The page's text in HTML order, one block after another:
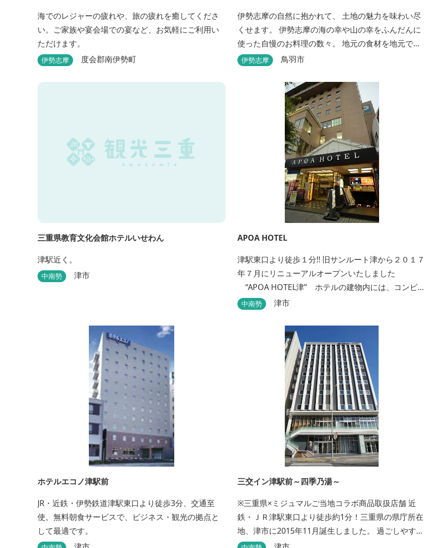
海でのレジャーの疲れや、旅の疲れを癒してくださ
い。ご家族や宴会場での宴など、お気軽にご利用い
ただけます。
伊勢志摩 度会郡南伊勢町
伊勢志摩の自然に抱かれて、 土地の魅力を味わい尽
くせます。 伊勢志摩の海の幸や山の幸をふんだんに
使った自慢のお料理の数々。 地元の食材を地元で味
わうのは、 旅の醍醐味のひとつです。 鳥羽湾の潮風
屋。 行き交うフェリーをのんびり眺めて、 日常をち
ょっと忘れるひと時をお過ごしください。
伊勢志摩 鳥羽市
三重県教育文化会館ホテルいせわん
津駅近く。
中南勢 津市
APOA HOTEL
津駅東口より徒歩１分!! 旧サンルート津から２０１７
年７月にリニューアルオープンいたしました
“APOA HOTEL津” ホテルの建物内には、コンビニ
はもちろん、朝までカラオケ、エステ、お食事もい
下…創作料理“舞の華” 居酒屋“風の蔵人” 居酒屋“居
酒屋ならここが安いぜっ” １階…コンビニエンススト
ア“ローソン” 和食“いせもん本店”...
中南勢 津市
ホテルエコノ津駅前
JR・近鉄・伊勢鉄道津駅東口より徒歩3分、交通至
使。無料朝食サービスで、ビジネス・観光の拠点と
して最適です。
三交イン津駅前～四季乃湯～
※三重県×ミジュマルご当地コラボ商品取扱店舗 近
鉄・ＪＲ津駅東口より徒歩約1分！三重県の県庁所在
地、津市に2015年11月誕生しました。 過ごしやすさ
を重視したシンプルで快適な客室となっており、ベ